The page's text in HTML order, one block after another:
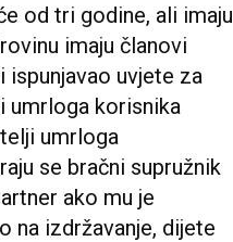
od tri godine, ali imaju
imaju članovi
uvjete za
umrloga korisnika
umrloga
se bračni supružnik
ako mu je
na izdržavanje, dijete